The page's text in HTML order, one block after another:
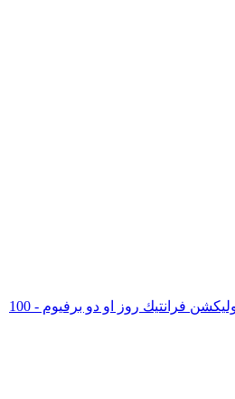
روبيرتو كافالي عطر جولد كوليكشن فرانتيك روز او دو برفيوم - 100